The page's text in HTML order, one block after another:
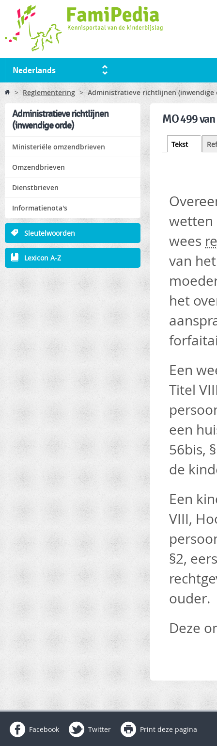
Nederlands
You are here
> Reglementering > Administratieve richtlijnen (inwendige
Administratieve richtlijnen
(inwendige orde)
Ministeriële omzendbrieven
Omzendbrieven
Dienstbrieven
Informatienota's
Sleutelwoorden
Lexicon A-Z
MO 499
Tabs
Tekst(active
wetten
wees
van
het
Een
Titel
een
56bis,
de
Een
VIII,
§2,
ouder.
Deze
Facebook Twitter Print deze pagina